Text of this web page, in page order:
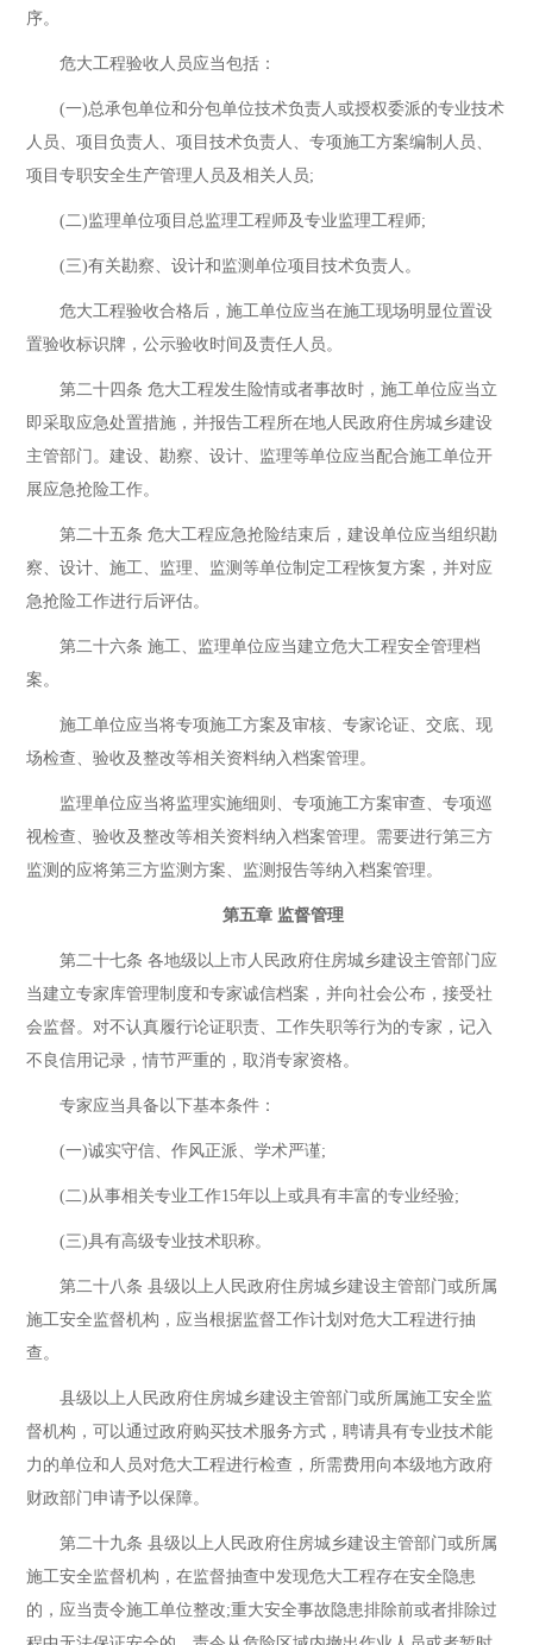
序。
危大工程验收人员应当包括：
(一)总承包单位和分包单位技术负责人或授权委派的专业技术
人员、项目负责人、项目技术负责人、专项施工方案编制人员、
项目专职安全生产管理人员及相关人员;
(二)监理单位项目总监理工程师及专业监理工程师;
(三)有关勘察、设计和监测单位项目技术负责人。
危大工程验收合格后，施工单位应当在施工现场明显位置设
置验收标识牌，公示验收时间及责任人员。
第二十四条 危大工程发生险情或者事故时，施工单位应当立
即采取应急处置措施，并报告工程所在地人民政府住房城乡建设
主管部门。建设、勘察、设计、监理等单位应当配合施工单位开
展应急抢险工作。
第二十五条 危大工程应急抢险结束后，建设单位应当组织勘
察、设计、施工、监理、监测等单位制定工程恢复方案，并对应
急抢险工作进行后评估。
第二十六条 施工、监理单位应当建立危大工程安全管理档
案。
施工单位应当将专项施工方案及审核、专家论证、交底、现
场检查、验收及整改等相关资料纳入档案管理。
监理单位应当将监理实施细则、专项施工方案审查、专项巡
视检查、验收及整改等相关资料纳入档案管理。需要进行第三方
监测的应将第三方监测方案、监测报告等纳入档案管理。
第五章 监督管理
第二十七条 各地级以上市人民政府住房城乡建设主管部门应
当建立专家库管理制度和专家诚信档案，并向社会公布，接受社
会监督。对不认真履行论证职责、工作失职等行为的专家，记入
不良信用记录，情节严重的，取消专家资格。
专家应当具备以下基本条件：
(一)诚实守信、作风正派、学术严谨;
(二)从事相关专业工作15年以上或具有丰富的专业经验;
(三)具有高级专业技术职称。
第二十八条 县级以上人民政府住房城乡建设主管部门或所属
施工安全监督机构，应当根据监督工作计划对危大工程进行抽
查。
县级以上人民政府住房城乡建设主管部门或所属施工安全监
督机构，可以通过政府购买技术服务方式，聘请具有专业技术能
力的单位和人员对危大工程进行检查，所需费用向本级地方政府
财政部门申请予以保障。
第二十九条 县级以上人民政府住房城乡建设主管部门或所属
施工安全监督机构，在监督抽查中发现危大工程存在安全隐患
的，应当责令施工单位整改;重大安全事故隐患排除前或者排除过